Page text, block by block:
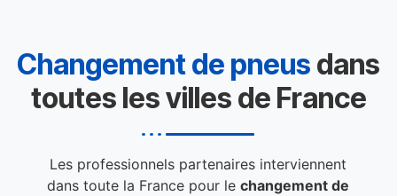
Changement de pneus dans
toutes les villes de France
Les professionnels partenaires interviennent
dans toute la France pour lechangement de